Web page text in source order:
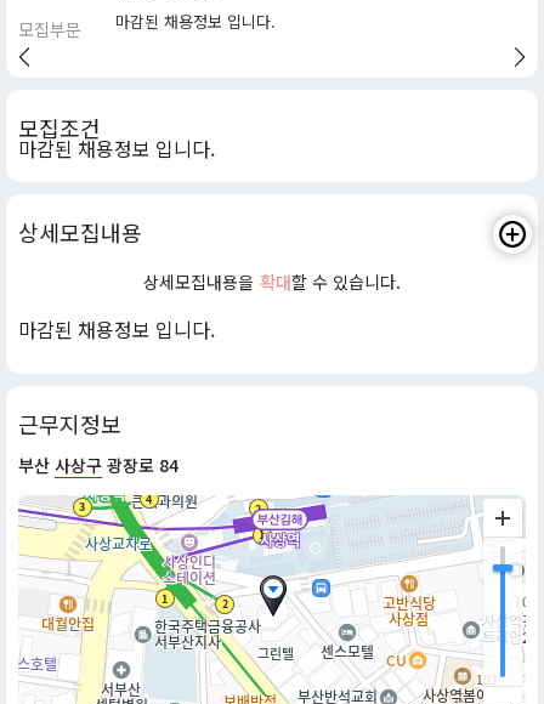
모집부문
마감된 채용정보 입니다.
모집조건
마감된 채용정보 입니다.
상세모집내용
상세모집내용을 확대할 수 있습니다.
마감된 채용정보 입니다.
근무지정보
부산 사상구 광장로 84